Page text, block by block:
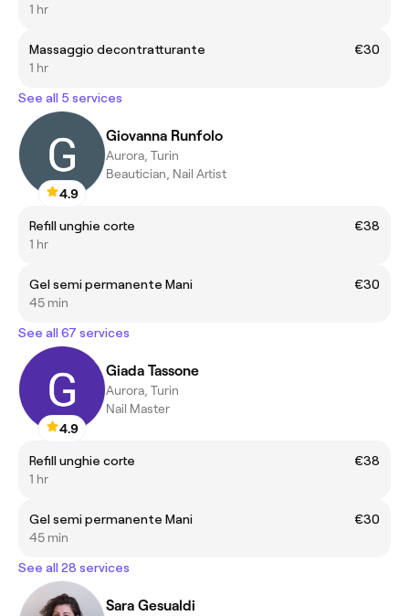
1 hr
Massaggio decontratturante
€30
1 hr
See all 5 services
4.9
Giovanna Runfolo
Aurora, Turin
Beautician, Nail Artist
Refill unghie corte
€38
1 hr
Gel semi permanente Mani
€30
45 min
See all 67 services
4.9
Giada Tassone
Aurora, Turin
Nail Master
Refill unghie corte
€38
1 hr
Gel semi permanente Mani
€30
45 min
See all 28 services
Sara Gesualdi